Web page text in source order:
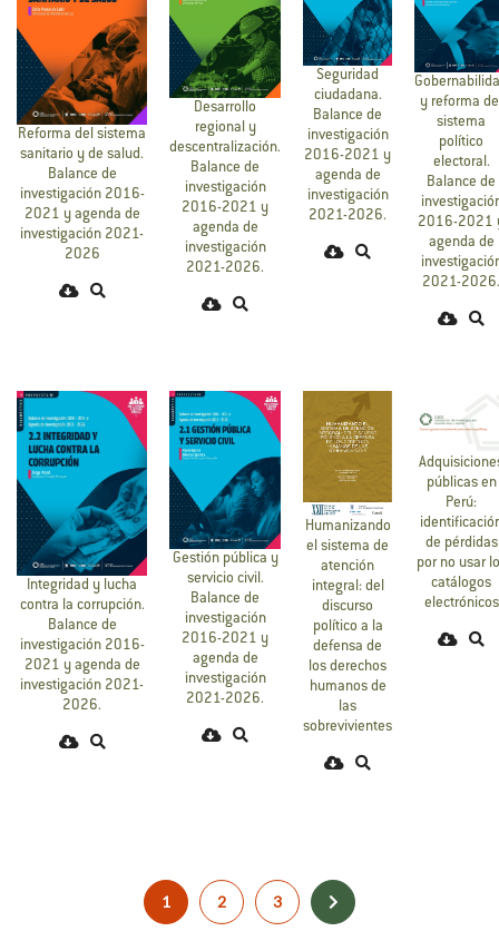
Reforma del sistema
sanitario y de salud.
Balance de
investigación 2016-
2021 y agenda de
investigación 2021-
2026
Desarrollo
regional y
descentralización.
Balance de
investigación
2016-2021 y
agenda de
investigación
2021-2026.
Seguridad
ciudadana.
Balance de
investigación
2016-2021 y
agenda de
investigación
2021-2026.
y reforma
sistema
político
electoral.
Balance de
2016-2021
agenda de
2021-2026.
Integridad y lucha
contra la corrupción.
Balance de
investigación 2016-
2021 y agenda de
investigación 2021-
2026.
Gestión pública y
servicio civil.
Balance de
investigación
2016-2021 y
agenda de
investigación
2021-2026.
Humanizando
el sistema de
atención
integral: del
discurso
político a la
defensa de
los derechos
humanos de
las
sobrevivientes
públicas en
Perú:
de pérdidas
por no usar
catálogos
electrónicos
1 2 3